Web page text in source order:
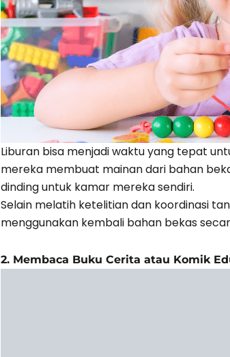
Liburan bisa menjadi waktu yang tepat
mereka membuat mainan dari bahan
dinding untuk kamar mereka sendiri.
Selain melatih ketelitian dan koordinasi
menggunakan kembali bahan bekas
2. Membaca Buku Cerita atau Komik